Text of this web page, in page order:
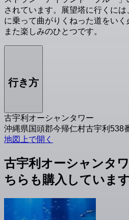
されています。展望塔に行くに
に乗って曲がりくねった道をい
また楽しみのひとつです。
行き方
古宇利オーシャンタワー
沖縄県国頭郡今帰仁村古宇利538
地図上で開く
古宇利オーシャンタ
ちらも購入していま